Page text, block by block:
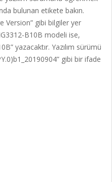
bulunan etikete bakın.
Version” gibi bilgiler yer
B10B modeli ise,
yazacaktır. Yazılım sürümü
gibi bir ifade